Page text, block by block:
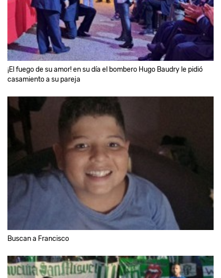
¡El fuego de su amor! en su día el bombero Hugo Baudry le pidió
casamiento a su pareja
Buscan a Francisco